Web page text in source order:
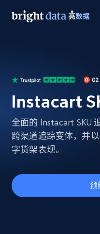
Instacart
全面的 Instacart SKU
跨渠道追踪变体，并
字货架表现。
预